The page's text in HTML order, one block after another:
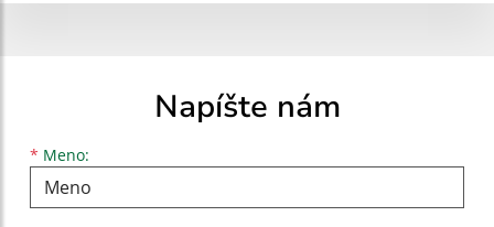
Napíšte nám
* Meno:
Meno
Priezvisko
E-mailová adresa